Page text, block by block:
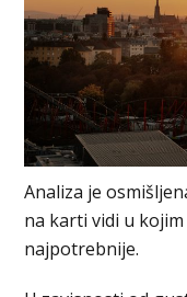
Analiza je
na karti vidi u
najpotrebnije.